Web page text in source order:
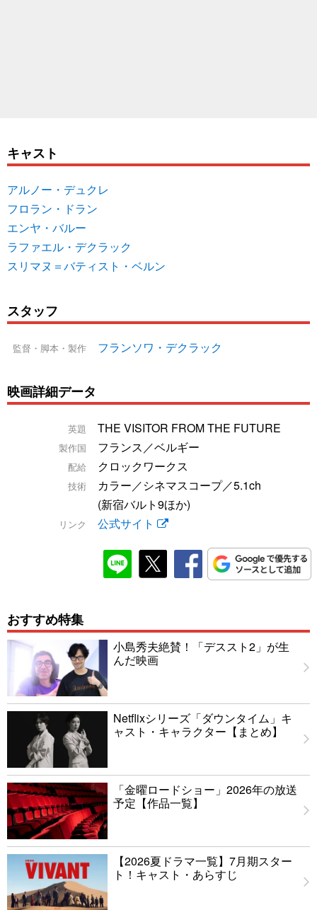
キャスト
アルノー・デュクレ
フロラン・ドラン
エンヤ・バルー
ラファエル・デクラック
スリマヌ＝バティスト・ベルン
スタッフ
監督・脚本・製作 フランソワ・デクラック
映画詳細データ
英題 THE VISITOR FROM THE FUTURE
製作国 フランス／ベルギー
配給 クロックワークス
技術
カラー／シネマスコープ／5.1ch
(新宿バルト9ほか)
リンク 公式サイト
おすすめ特集
小島秀夫絶賛！「デススト2」が生
んだ映画
Netflixシリーズ「ダウンタイム」キ
ャスト・キャラクター【まとめ】
「金曜ロードショー」2026年の放送
予定【作品一覧】
【2026夏ドラマ一覧】7月期スター
ト！キャスト・あらすじ